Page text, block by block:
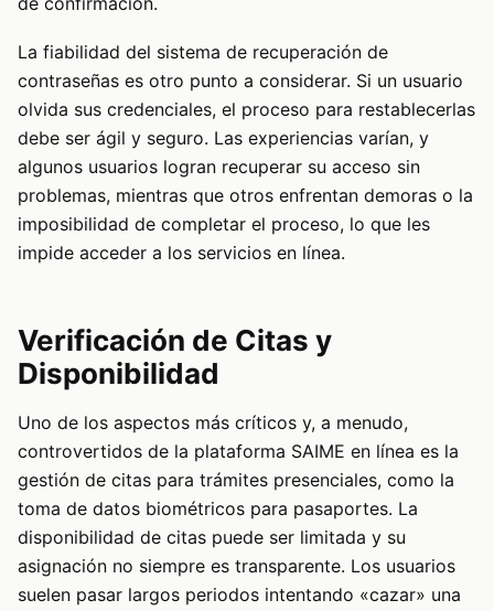
La fiabilidad del sistema de recuperación de
contraseñas es otro punto a considerar. Si un usuario
olvida sus credenciales, el proceso para restablecerlas
debe ser ágil y seguro. Las experiencias varían, y
algunos usuarios logran recuperar su acceso sin
problemas, mientras que otros enfrentan demoras o la
imposibilidad de completar el proceso, lo que les
impide acceder a los servicios en línea.
Verificación de Citas y
Disponibilidad
Uno de los aspectos más críticos y, a menudo,
controvertidos de la plataforma SAIME en línea es la
gestión de citas para trámites presenciales, como la
toma de datos biométricos para pasaportes. La
disponibilidad de citas puede ser limitada y su
asignación no siempre es transparente. Los usuarios
suelen pasar largos periodos intentando «cazar» una